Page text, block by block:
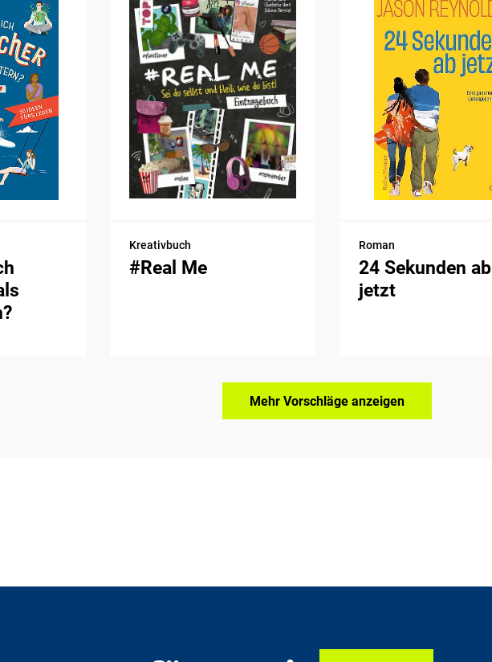
Kreativbuch
#Real Me
Roman
24 Sekunden ab
jetzt
Mehr Vorschläge anzeigen